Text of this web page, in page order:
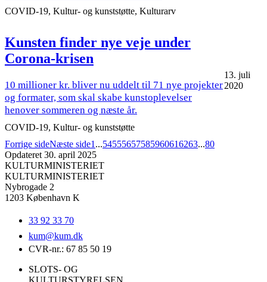
COVID-19, Kultur- og kunststøtte, Kulturarv
Kunsten finder nye veje under
Corona-krisen
10 millioner kr. bliver nu uddelt til 71 nye projekter
og formater, som skal skabe kunstoplevelser
henover sommeren og næste år.
COVID-19, Kultur- og kunststøtte
13. juli
2020
Forrige sideNæste side1 ...54555657585960616263...80
Opdateret 30. april 2025
KULTURMINISTERIET
KULTURMINISTERIET
Nybrogade 2
1203 København K
33 92 33 70
kum@kum.dk
CVR-nr.: 67 85 50 19
SLOTS- OG
KULTURSTYRELSEN